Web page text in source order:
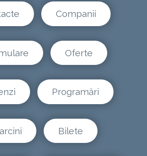
Companii
Oferte
Programări
Bilete